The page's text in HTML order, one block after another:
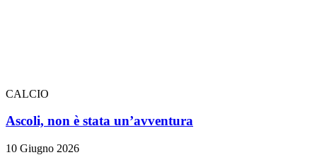
CALCIO
Ascoli, non è stata un’avventura
10 Giugno 2026